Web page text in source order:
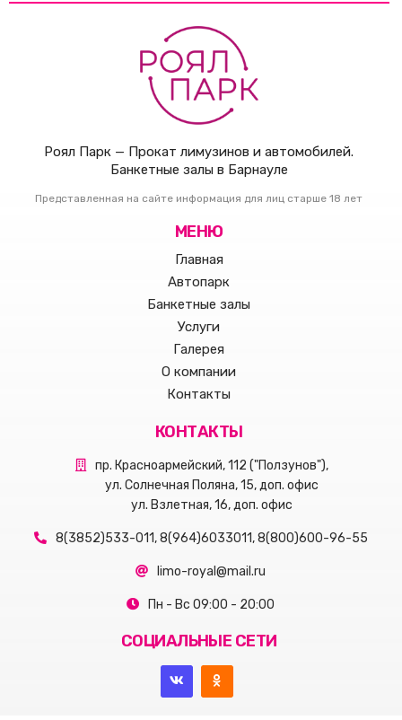
Роял Парк — Прокат лимузинов и автомобилей.
Банкетные залы в Барнауле
Представленная на сайте информация для лиц старше 18 лет
МЕНЮ
Главная
Автопарк
Банкетные залы
Услуги
Галерея
О компании
Контакты
КОНТАКТЫ
пр. Красноармейский, 112 ("Ползунов"),
ул. Солнечная Поляна, 15, доп. офис
ул. Взлетная, 16, доп. офис
8(3852)533-011, 8(964)6033011, 8(800)600-96-55
limo-royal@mail.ru
Пн - Вс 09:00 - 20:00
СОЦИАЛЬНЫЕ СЕТИ